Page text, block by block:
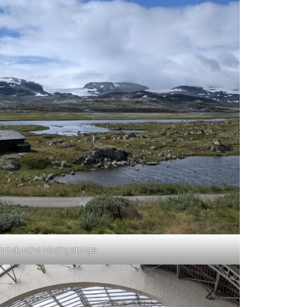
durchs Hochgebirge